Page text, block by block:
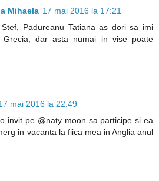
Mihaela 17 mai 2016 la 17:21
Padureanu Tatiana as dori sa imi
Grecia, dar asta numai in vise poate
mai 2016 la 22:49
invit pe @naty moon sa participe si ea
in vacanta la fiica mea in Anglia anul